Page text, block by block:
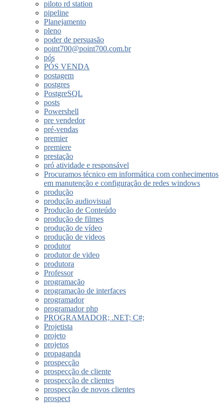
piloto rd station
pipeline
Planejamento
pleno
poder de persuasão
point700@point700.com.br
pós
PÓS VENDA
postagem
postgres
PostgreSQL
posts
Powershell
pre vendedor
pré-vendas
premier
premiere
prestação
pró atividade e responsável
Procuramos técnico em informática com conhecimentos
em manutenção e configuração de redes windows
produção
produção audiovisual
Produção de Conteúdo
produção de filmes
produção de vídeo
produção de videos
produtor
produtor de video
produtora
Professor
programação
programação de interfaces
programador
programador php
PROGRAMADOR; .NET; C#;
Projetista
projeto
projetos
propaganda
prospecção
prospecção de cliente
prospecção de clientes
prospecção de novos clientes
prospect